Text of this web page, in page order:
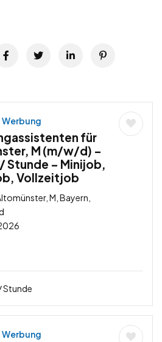
für
M (m/w/d) –
Stunde – Minijob,
Vollzeitjob
M, Bayern,
Stunde